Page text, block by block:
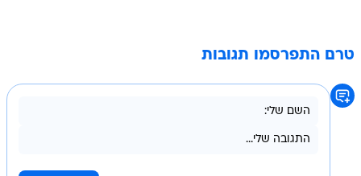
טרם התפרסמו תגובות